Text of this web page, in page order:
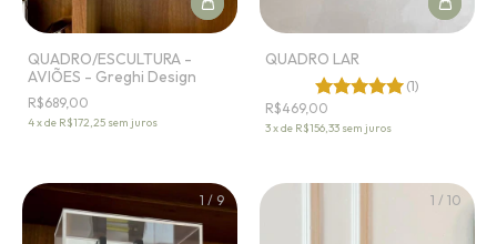
QUADRO/ESCULTURA -
AVIÕES - Greghi Design
R$689,00
4xde R$172,25 sem juros
QUADRO LAR
(1)
R$469,00
3xde R$156,33 sem juros
1 / 9 1 / 10